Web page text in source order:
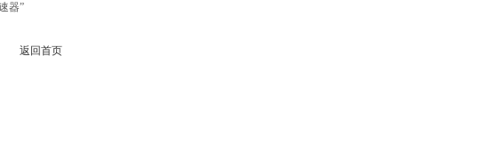
器”
返回首页